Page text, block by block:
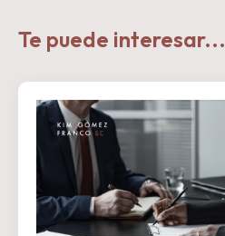
Te puede interesar...